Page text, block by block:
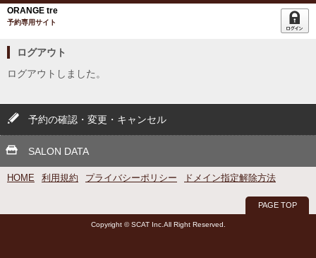
ORANGE tre
予約専用サイト
ログアウト
ログアウトしました。
予約の確認・変更・キャンセル
SALON DATA
HOME 利用規約 プライバシーポリシー ドメイン指定解除方法
PAGE TOP
Copyright © SCAT Inc.All Right Reserved.